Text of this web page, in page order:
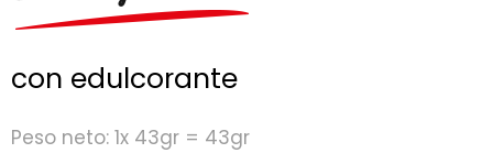
con edulcorante
Peso neto: 1x 43gr = 43gr